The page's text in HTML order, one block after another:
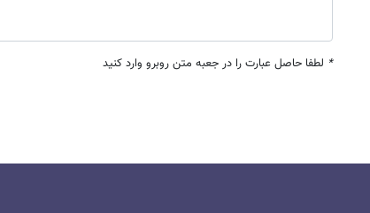
* لطفا حاصل عبارت را در جعبه متن روبرو وارد کنید